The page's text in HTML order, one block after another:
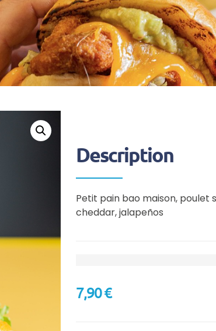
Description
Petit pain bao maison, poulet
cheddar, jalapeños
7,90€